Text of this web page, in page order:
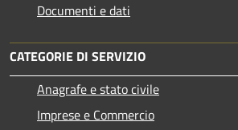
Documenti e dati
CATEGORIE DI SERVIZIO
Anagrafe e stato civile
Imprese e Commercio